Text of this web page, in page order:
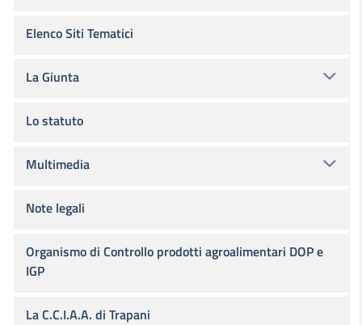
Elenco Siti Tematici
La Giunta
Lo statuto
Multimedia
Note legali
Organismo di Controllo prodotti agroalimentari DOP e
IGP
La C.C.I.A.A. di Trapani